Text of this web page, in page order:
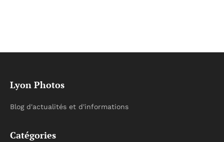
Lyon Photos
Blog d'actualités et d'informations
Catégories